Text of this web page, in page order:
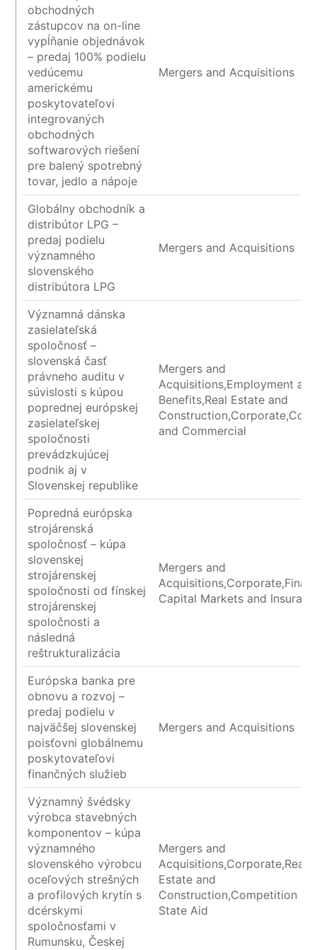
obchodných
zástupcov na on-line
vypĺňanie objednávok
– predaj 100% podielu
vedúcemu
americkému
poskytovateľovi
integrovaných
obchodných
softwarových riešení
pre balený spotrebný
tovar, jedlo a nápoje
Mergers and Acquisitions
Globálny obchodník a
distribútor LPG –
predaj podielu
významného
slovenského
distribútora LPG
Mergers and Acquisitions
Významná dánska
zasielateľská
spoločnosť –
slovenská časť
právneho auditu v
súvislosti s kúpou
poprednej európskej
zasielateľskej
spoločnosti
prevádzkujúcej
podnik aj v
Slovenskej republike
Mergers and
Acquisitions,Employment and
Benefits,Real Estate and
and Commercial
Popredná európska
strojárenská
spoločnosť – kúpa
slovenskej
strojárenskej
spoločnosti od fínskej
strojárenskej
spoločnosti a
následná
reštrukturalizácia
Mergers and
Capital Markets and
Európska banka pre
obnovu a rozvoj –
predaj podielu v
najväčšej slovenskej
poisťovni globálnemu
poskytovateľovi
finančných služieb
Mergers and Acquisitions
Významný švédsky
výrobca stavebných
komponentov – kúpa
významného
slovenského výrobcu
oceľových strešných
a profilových krytín s
dcérskymi
spoločnosťami v
Rumunsku, Českej
Mergers and
Acquisitions,Corporate,Real
Estate and
Construction,Competition
State Aid